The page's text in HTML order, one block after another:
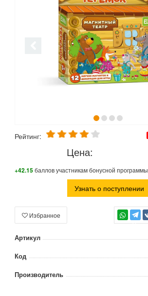
Рейтинг:
Цена:
+42.15баллов участникам бонусной программы
Узнать о поступлении
TG
Избранное
Артикул
Код
Производитель